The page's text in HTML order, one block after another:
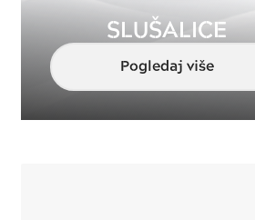
SLUŠALICE
Pogledaj više
Bijela